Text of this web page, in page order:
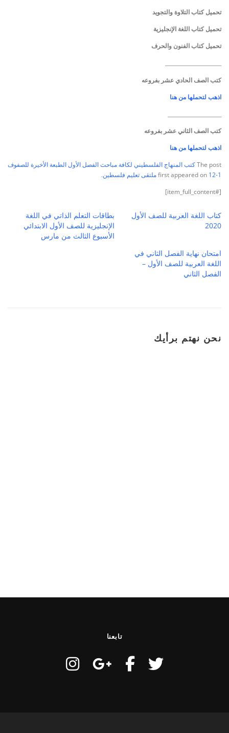
تحميل كتاب التلاوة والتجويد
تحميل كتاب اللغة الإنجليزية
تحميل كتاب الفنون والحرف
كتب الصف الحادي عشر بفروعه
اذهب لتحملها من هنا
كتب الصف الثاني عشر بفروعه
اذهب لتحملها من هنا
The postكتب المنهاج الفلسطيني لكافة مباحث الفصل الأول الطبعة الأخيرة للصفوف
1-12
ملتقى تعليم فلسطين.
[#item_full_content]
كتاب اللغة العربية للصف الأول
2020
بطاقات التعلم الذاتي في اللغة
الإنجليزية للصف الأول الابتدائي
الأسبوع الثالث من مارس
امتحان نهاية الفصل الثاني في
اللغة العربية للصف الأول –
الفصل الثاني
نحن نهتم برأيك
تابعنا